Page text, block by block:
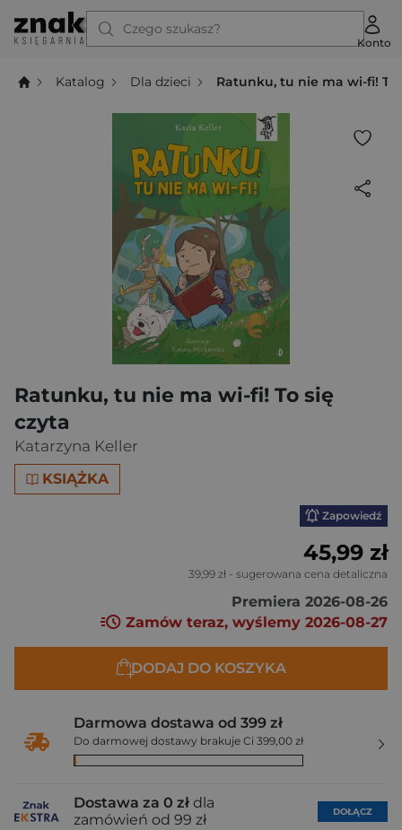
Czego szukasz?
Konto
Katalog Dla dzieci Ratunku, tu nie ma wi-fi! To
Ratunku, tu nie ma wi-fi! To się
czyta
Katarzyna Keller
KSIĄŻKA
Zapowiedź
45,99 zł
39,99 zł - sugerowana cena detaliczna
Premiera 2026-08-26
Zamów teraz, wyślemy 2026-08-27
DODAJ DO KOSZYKA
Darmowa dostawa od 399 zł
Do darmowej dostawy brakuje Ci 399,00 zł
Dostawa za 0 zł dla
zamówień od 99 zł
DOŁĄCZ